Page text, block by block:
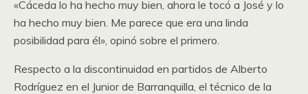
«Cáceda lo ha hecho muy bien, ahora le tocó a José y lo
ha hecho muy bien. Me parece que era una linda
posibilidad para él», opinó sobre el primero.
Respecto a la discontinuidad en partidos de Alberto
Rodríguez en el Junior de Barranquilla, el técnico de la